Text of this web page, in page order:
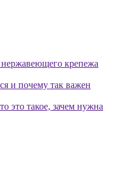
крепежа
и почему так важен
это такое, зачем нужна